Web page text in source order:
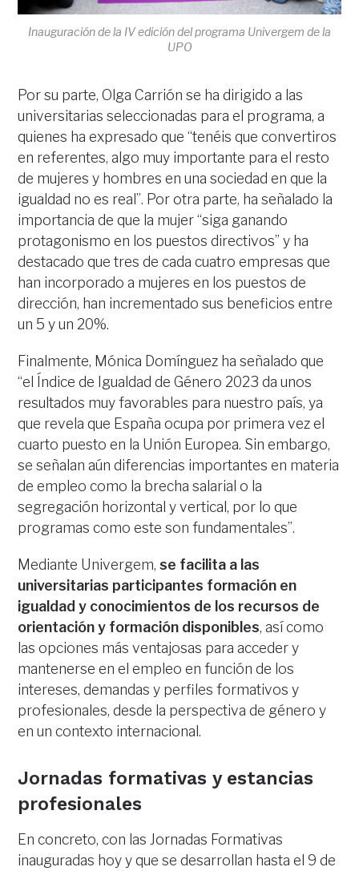
Inauguración de la IV edición del programa Univergem de la
UPO
Por su parte, Olga Carrión se ha dirigido a las
universitarias seleccionadas para el programa, a
quienes ha expresado que “tenéis que convertiros
en referentes, algo muy importante para el resto
de mujeres y hombres en una sociedad en que la
igualdad no es real”. Por otra parte, ha señalado la
importancia de que la mujer “siga ganando
protagonismo en los puestos directivos” y ha
destacado que tres de cada cuatro empresas que
han incorporado a mujeres en los puestos de
dirección, han incrementado sus beneficios entre
un 5 y un 20%.
Finalmente, Mónica Domínguez ha señalado que
“el Índice de Igualdad de Género 2023 da unos
resultados muy favorables para nuestro país, ya
que revela que España ocupa por primera vez el
cuarto puesto en la Unión Europea. Sin embargo,
se señalan aún diferencias importantes en materia
de empleo como la brecha salarial o la
segregación horizontal y vertical, por lo que
programas como este son fundamentales”.
Mediante Univergem,se facilita a las
universitarias participantes formación en
igualdad y conocimientos de los recursos de
orientación y formación disponibles, así como
las opciones más ventajosas para acceder y
mantenerse en el empleo en función de los
intereses, demandas y perfiles formativos y
profesionales, desde la perspectiva de género y
en un contexto internacional.
Jornadas formativas y estancias
profesionales
En concreto, con las Jornadas Formativas
inauguradas hoy y que se desarrollan hasta el 9 de